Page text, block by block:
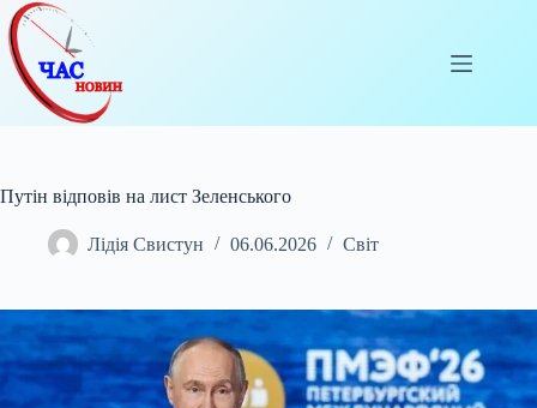
Перейти
до
вмісту
Путін відповів на лист Зеленського
Лідія Свистун 06.06.2026 Світ